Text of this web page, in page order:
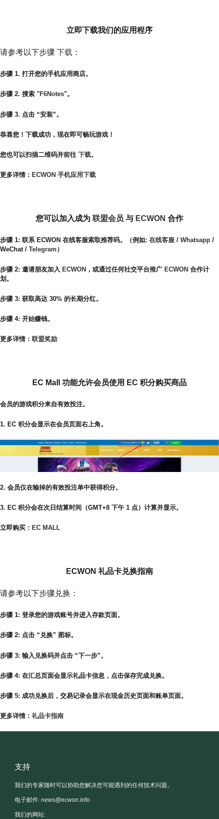
立即下载我们的应用程序
请参考以下步骤 下载 ：
步骤 1. 打开您的手机应用商店。
步骤 2. 搜索 "F6Notes"。
步骤 3. 点击 “安装”。
恭喜您！下载成功，现在即可畅玩游戏！
您也可以扫描二维码并前往 下载。
更多详情： ECWON 手机应用下载
您可以加入成为 联盟会员 与 ECWON 合作
步骤 1: 联系 ECWON 在线客服索取推荐码。（例如: 在线客服 / Whatsapp /
WeChat / Telegram ）
步骤 2: 邀请朋友加入 ECWON ，或通过任何社交平台推广 ECWON 合作计
划。
步骤 3: 获取高达 30% 的长期分红。
步骤 4: 开始赚钱。
更多详情： 联盟奖励
EC Mall 功能允许会员使用 EC 积分购买商品
会员的游戏积分来自有效投注。
1. EC 积分会显示在会员页面右上角。
2. 会员仅在输掉的有效投注单中获得积分。
3. EC 积分会在次日结算时间（GMT+8 下午 1 点）计算并显示。
立即购买： EC MALL
ECWON 礼品卡兑换指南
请参考以下步骤兑换：
步骤 1: 登录您的游戏账号并进入存款页面。
步骤 2: 点击 “兑换” 图标。
步骤 3: 输入兑换码并点击 “下一步”。
步骤 4: 在汇总页面会显示礼品卡信息，点击保存完成兑换。
步骤 5: 成功兑换后，交易记录会显示在现金历史页面和账单页面。
更多详情： 礼品卡指南
支持
我们的专家随时可以协助您解决您可能遇到的任何技术问题。
电子邮件: news@ecwon.info
我们的网站: